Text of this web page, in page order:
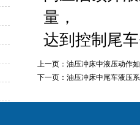
量，
达到控制尾
上一页： 油压冲床中液压动作
下一页： 油压冲床中尾车液压